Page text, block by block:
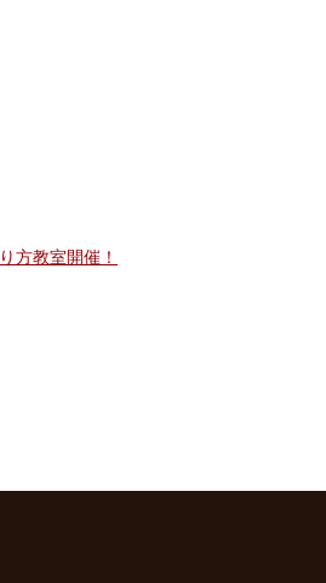
方教室開催！